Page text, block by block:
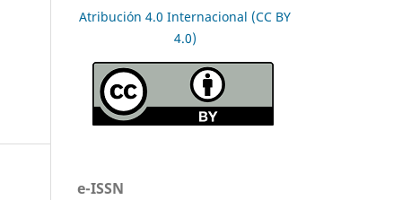
Atribución 4.0 Internacional (CC BY
4.0)
e-ISSN